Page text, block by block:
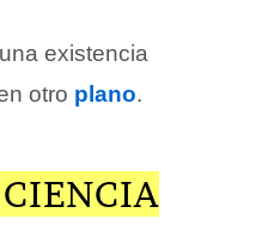
existencia
otro plano.